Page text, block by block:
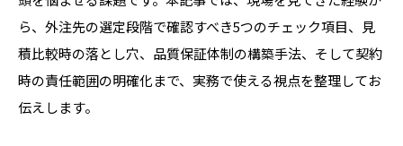
ら、外注先の選定段階で確認すべき5つのチェック項目、見
積比較時の落とし穴、品質保証体制の構築手法、そして契約
時の責任範囲の明確化まで、実務で使える視点を整理してお
伝えします。